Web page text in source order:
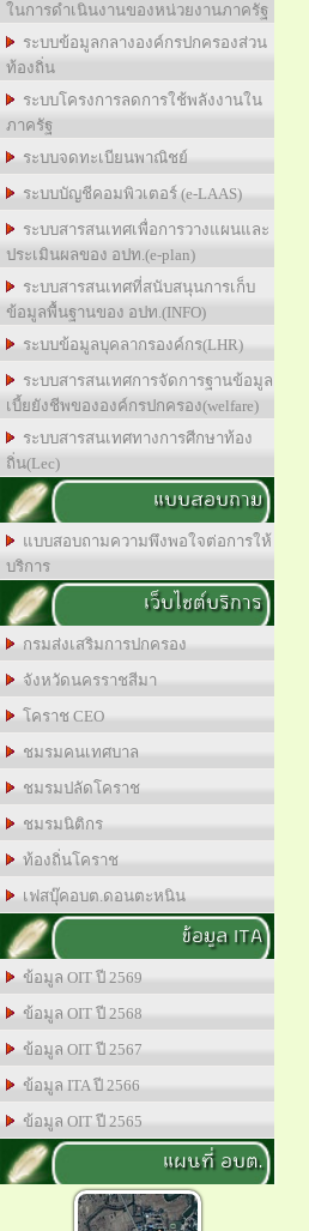
ในการดำเนินงานของหน่วยงานภาครัฐ
ระบบข้อมูลกลางองค์กรปกครองส่วน
ท้องถิ่น
ระบบโครงการลดการใช้พลังงานใน
ภาครัฐ
ระบบจดทะเบียนพาณิชย์
ระบบบัญชีคอมพิวเตอร์ (e-LAAS)
ระบบสารสนเทศเพื่อการวางแผนและ
ประเมินผลของ อปท.(e-plan)
ระบบสารสนเทศที่สนับสนุนการเก็บ
ข้อมูลพื้นฐานของ อปท.(INFO)
ระบบข้อมูลบุคลากรองค์กร(LHR)
ระบบสารสนเทศการจัดการฐานข้อมูล
เบี้ยยังชีพขององค์กรปกครอง(welfare)
ระบบสารสนเทศทางการศีกษาท้อง
ถิ่น(Lec)
แบบสอบถาม
แบบสอบถามความพึงพอใจต่อการให้
บริการ
เว็บไซต์บริการ
กรมส่งเสริมการปกครอง
จังหวัดนครราชสีมา
โคราช CEO
ชมรมคนเทศบาล
ชมรมปลัดโคราช
ชมรมนิติกร
ท้องถิ่นโคราช
เฟสบุ๊คอบต.ดอนตะหนิน
ข้อมูล ITA
ข้อมูล OIT ปี 2569
ข้อมูล OIT ปี 2568
ข้อมูล OIT ปี 2567
ข้อมูล ITA ปี 2566
ข้อมูล OIT ปี 2565
แผนที่ อบต.